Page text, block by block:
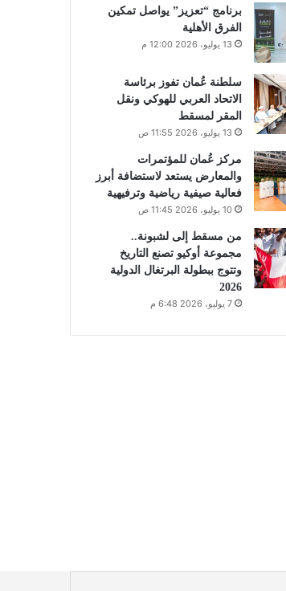
برنامج “تعزيز” يواصل تمكين
الفرق الأهلية
13 يوليو، 2026 12:00 م
سلطنة عُمان تفوز برئاسة
الاتحاد العربي للهوكي ونقل
المقر لمسقط
13 يوليو، 2026 11:55 ص
مركز عُمان للمؤتمرات
والمعارض يستعد لاستضافة أبرز
فعالية صيفية رياضية وترفيهية
10 يوليو، 2026 11:45 ص
من مسقط إلى لشبونة..
مجموعة أوكيو تصنع التاريخ
وتتوج ببطولة البرتغال الدولية
2026
7 يوليو، 2026 6:48 م